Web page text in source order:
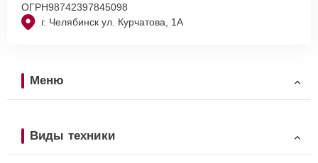
г. Челябинск ул. Курчатова, 1А
ОГРН98742397845098
Меню
Виды техники